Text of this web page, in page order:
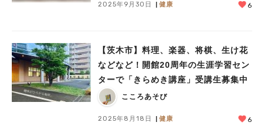
2025年9月30日 健康 6
【茨木市】料理、楽器、将棋、生け花
などなど！開館20周年の生涯学習セン
ターで「きらめき講座」受講生募集中
こころあそび
2025年8月18日 健康 6